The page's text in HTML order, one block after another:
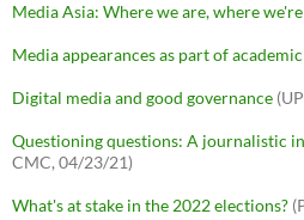
Media Asia: Where we are, where
Media appearances as part of
Digital media and good governance
Questioning questions: A journalistic
CMC, 04/23/21)
What's at stake in the 2022 elections?